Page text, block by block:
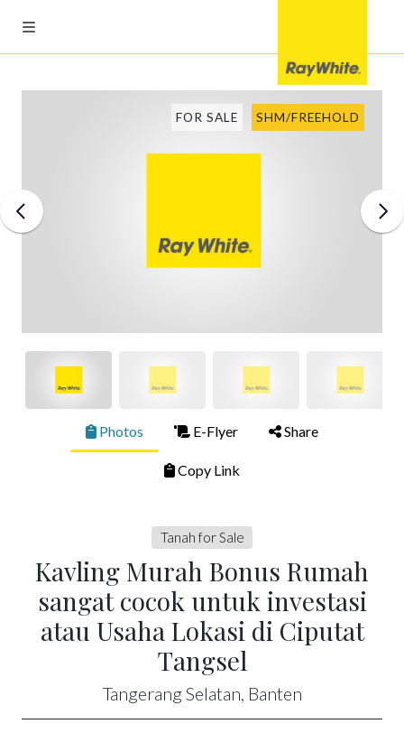
FOR SALE SHM/FREEHOLD
Photos E-Flyer Share
Copy Link
Tanah for Sale
Kavling Murah Bonus Rumah
sangat cocok untuk investasi
atau Usaha Lokasi di Ciputat
Tangsel
Tangerang Selatan, Banten